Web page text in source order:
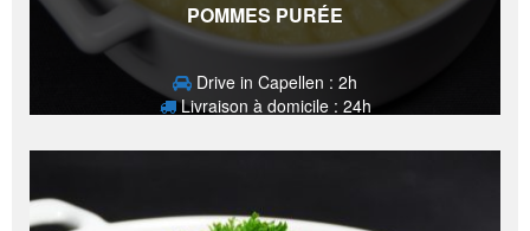
POMMES PURÉE
Drive in Capellen : 2h
Livraison à domicile : 24h
2,10€